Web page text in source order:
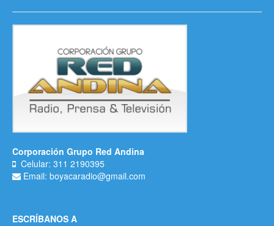
Corporación Grupo Red Andina
Celular: 311 2190395
Email: boyacaradio@gmail.com
ESCRÍBANOS A